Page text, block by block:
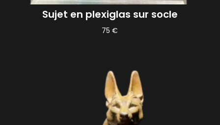
Sujet en plexiglas sur socle
75€